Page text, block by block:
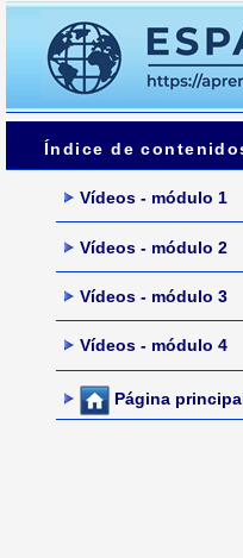
Índice de
Vídeos - módulo 1
Vídeos - módulo 2
Vídeos - módulo 3
Vídeos - módulo 4
Página